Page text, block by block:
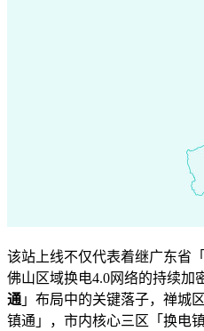
该站上线不仅代表着继广东省「
佛山区域换电4.0网络的持续加
通」布局中的关键落子，禅城
镇通」，市内核心三区「换电